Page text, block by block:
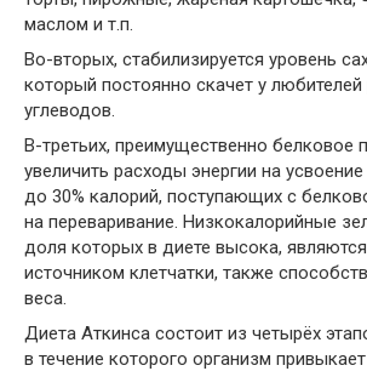
маслом и т.п.
Во-вторых, стабилизируется уровень
который постоянно скачет у
углеводов.
В-третьих, преимущественно белковое
увеличить расходы энергии на
до 30% калорий, поступающих с
на переваривание. Низкокалорийные
доля которых в диете высока,
источником клетчатки, также
веса.
Диета Аткинса состоит из четырёх
в течение которого организм